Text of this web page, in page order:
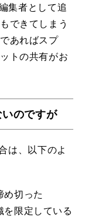
集者として追
できてしまう
あればスプ
トの共有がお
のですが
は、以下のよ
め切った
限定している